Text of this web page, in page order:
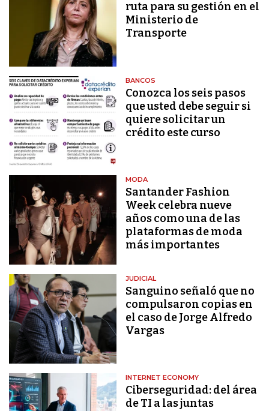
ruta para su gestión en el
Ministerio de
Transporte
BANCOS
Conozca los seis pasos
que usted debe seguir si
quiere solicitar un
crédito este curso
MODA
Santander Fashion
Week celebra nueve
años como una de las
plataformas de moda
más importantes
JUDICIAL
Sanguino señaló que no
compulsaron copias en
el caso de Jorge Alfredo
Vargas
INTERNET ECONOMY
Ciberseguridad: del área
de TI a las juntas